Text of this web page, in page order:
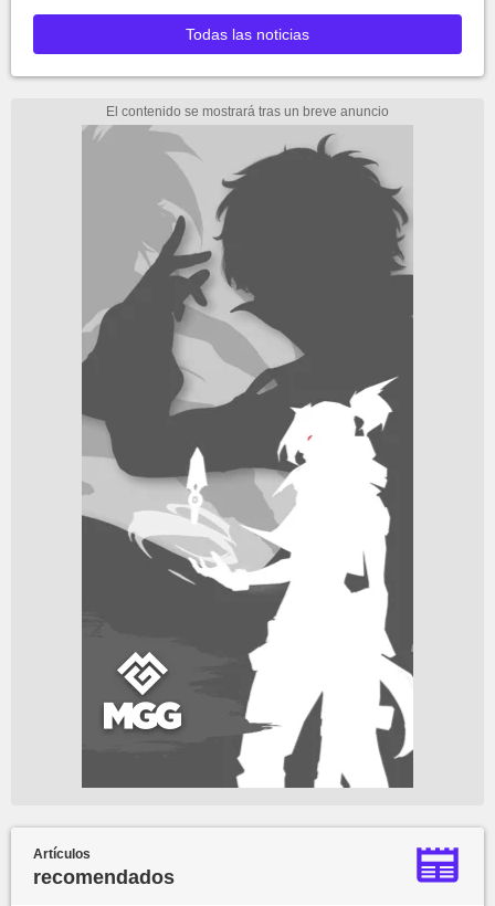
Todas las noticias
Artículos
recomendados